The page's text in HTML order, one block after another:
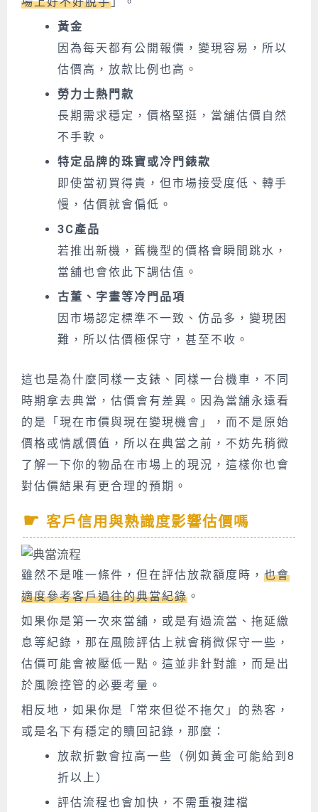
黃金
因為每天都有公開報價，變現容易，所以
估價高，放款比例也高。
勞力士熱門款
長期需求穩定，價格堅挺，當舖估價自然
不手軟。
特定品牌的珠寶或冷門錶款
即使當初買得貴，但市場接受度低、轉手
慢，估價就會偏低。
3C產品
若推出新機，舊機型的價格會瞬間跳水，
當舖也會依此下調估值。
古董、字畫等冷門品項
因市場認定標準不一致、仿品多，變現困
難，所以估價極保守，甚至不收。
這也是為什麼同樣一支錶、同樣一台機車，不同
時期拿去典當，估價會有差異。因為當舖永遠看
的是「現在市價與現在變現機會」，而不是原始
價格或情感價值，所以在典當之前，不妨先稍微
了解一下你的物品在市場上的現況，這樣你也會
對估價結果有更合理的預期。
客戶信用與熟識度影響估價嗎
雖然不是唯一條件，但在評估放款額度時， 也會
適度參考客戶過往的典當紀錄 。
如果你是第一次來當舖，或是有過流當、拖延繳
息等紀錄，那在風險評估上就會稍微保守一些，
估價可能會被壓低一點。這並非針對誰，而是出
於風險控管的必要考量。
相反地，如果你是「常來但從不拖欠」的熟客，
或是名下有穩定的贖回記錄，那麼：
放款折數會拉高一些（例如黃金可能給到8
折以上）
評估流程也會加快，不需重複建檔